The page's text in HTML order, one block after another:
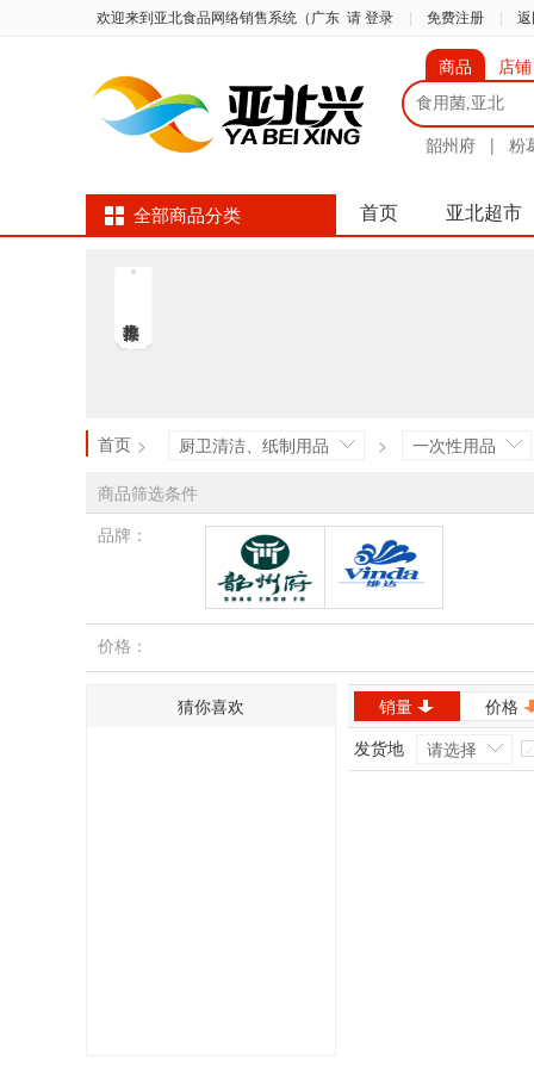
欢迎来到亚北食品网络销售系统（广东 请 登录 免费注册
商品 店铺
韶州府 | 粉
全部商品分类 首页 亚北超市
首页 > 厨卫清洁、纸制用品 >
一次性用品
商品筛选条件
品牌：
韶州府
维达
价格：
猜你喜欢 销量
价格
发货地
请选择